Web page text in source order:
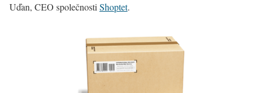
Uďan, CEO společnosti Shoptet.